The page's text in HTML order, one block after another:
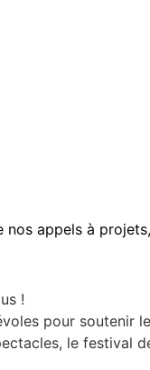
nos appels à
!
pour
le festival